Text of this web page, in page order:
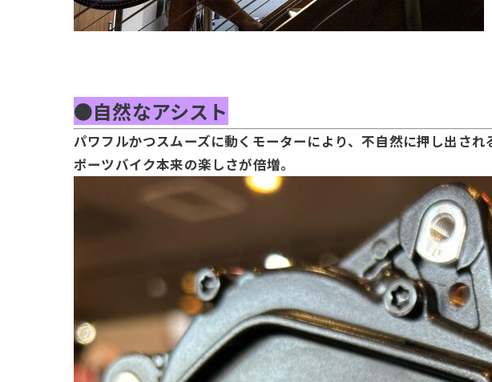
●自然なアシスト
パワフルかつスムーズに動くモーターにより、不自然に押し出さ
ポーツバイク本来の楽しさが倍増。